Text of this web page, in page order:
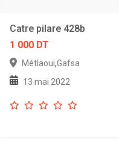
Catre pilare 428b
1 000 DT
Métlaoui,Gafsa
13 mai 2022